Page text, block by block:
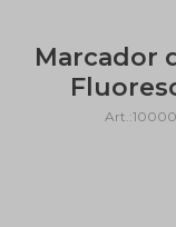
Marcador